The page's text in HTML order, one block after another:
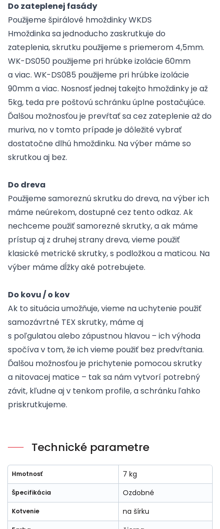
Do zateplenej fasády
Použijeme špirálové hmoždinkyWKDS
Hmoždinka sa jednoducho zaskrutkuje do
zateplenia,skrutku použijeme s priemerom 4,5mm.
WK-DS050 použijeme pri hrúbke izolácie 60mm
a viac. WK-DS085 použijeme pri hrúbke izolácie
90mm a viac. Nosnosť jednej takejto hmoždinky je až
5kg, teda pre poštovú schránku úplne postačujúce.
Ďalšou možnosťou je prevŕtať sa cez zateplenie až do
muriva, no v tomto prípade je dôležité vybrať
dostatočne dlhú hmoždinku. Na výber máme so
skrutkou aj bez.
Do dreva
Použijeme samoreznú skrutku do dreva, na výber ich
máme neúrekom, dostupné cez tento odkaz. Ak
nechceme použiť samorezné skrutky, a ak máme
prístup aj z druhej strany dreva, vieme použiť
klasické metrické skrutky, s podložkoua maticou. Na
výber máme dĺžky aké potrebujete.
Do kovu / o kov
Ak to situácia umožňuje, vieme na uchytenie použiť
samozávrtné TEX skrutky, máme aj
s poľgulatoualebo zápustnou hlavou – ich výhoda
spočíva v tom, že ich vieme použiť bez predvŕtania.
Ďalšou možnosťou je prichytenie pomocou skrutky
a nitovacej matice – tak sa nám vytvorí potrebný
závit, kľudne aj v tenkom profile, a schránku ľahko
priskrutkujeme.
Technické parametre
Hmotnosť 7 kg
Špecifikácia Ozdobné
Kotvenie na šírku